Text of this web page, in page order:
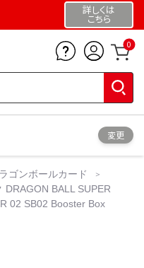
詳しくは
こちら
0
変更
ゴンボールカード
DRAGON BALL SUPER
02 SB02 Booster Box